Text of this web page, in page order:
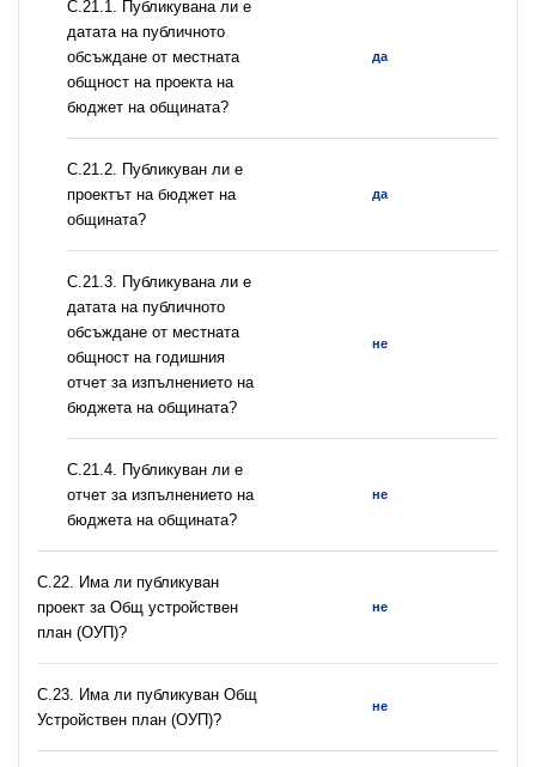
С.21.1. Публикувана ли е
датата на публичното
обсъждане от местната
общност на проекта на
бюджет на общината?
да
С.21.2. Публикуван ли е
проектът на бюджет на
общината?
да
С.21.3. Публикувана ли е
датата на публичното
обсъждане от местната
общност на годишния
отчет за изпълнението на
бюджета на общината?
не
С.21.4. Публикуван ли е
отчет за изпълнението на
бюджета на общината?
не
С.22. Има ли публикуван
проект за Общ устройствен
план (ОУП)?
не
С.23. Има ли публикуван Общ
Устройствен план (ОУП)?
не